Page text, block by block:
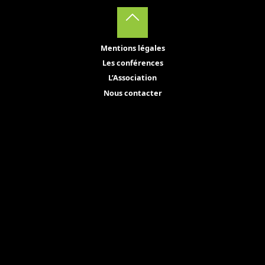
La Demeurée, Saint Contest (14)
La SCOPS, Besançon (25)
Mentions légales
Les conférences
L’Association
Nous contacter
Back
to
Top